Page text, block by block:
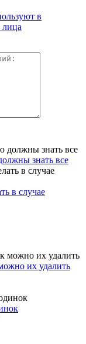
в
лица
знать все
в случае
их удалить